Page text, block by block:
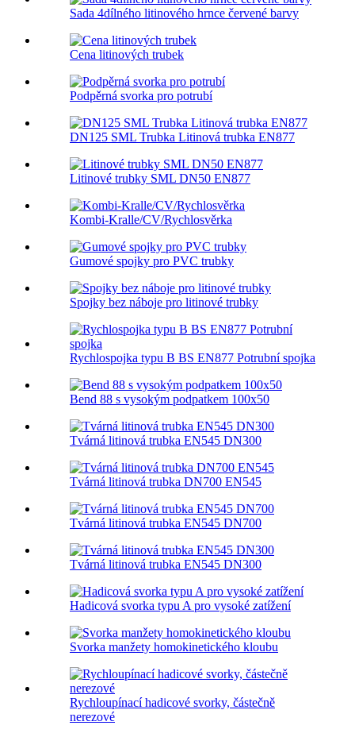
Sada 4dílného litinového hrnce červené barvy
Cena litinových trubek
Podpěrná svorka pro potrubí
DN125 SML Trubka Litinová trubka EN877
Litinové trubky SML DN50 EN877
Kombi-Kralle/CV/Rychlosvěrka
Gumové spojky pro PVC trubky
Spojky bez náboje pro litinové trubky
Rychlospojka typu B BS EN877 Potrubní spojka
Bend 88 s vysokým podpatkem 100x50
Tvárná litinová trubka EN545 DN300
Tvárná litinová trubka DN700 EN545
Tvárná litinová trubka EN545 DN700
Tvárná litinová trubka EN545 DN300
Hadicová svorka typu A pro vysoké zatížení
Svorka manžety homokinetického kloubu
Rychloupínací hadicové svorky, částečně
nerezové